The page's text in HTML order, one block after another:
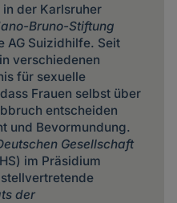
der Karlsruher
Bruno-Stiftung
AG Suizidhilfe. Seit
verschiedenen
für sexuelle
Frauen selbst über
entscheiden
und Bevormundung.
Gesellschaft
im Präsidium
der